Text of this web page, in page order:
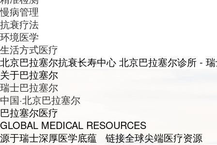
慢病管理
抗衰疗法
环境医学
生活方式医疗
北京巴拉塞尔抗衰长寿中心 北京巴拉塞尔诊所 -
关于巴拉塞尔
瑞士巴拉塞尔
中国·北京巴拉塞尔
巴拉塞尔医疗
GLOBAL MEDICAL RESOURCES
源于瑞士深厚医学底蕴 链接全球尖端医疗资源